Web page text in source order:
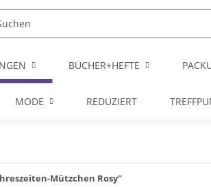
BÜCHER+HEFTE
MODE REDUZIERT
Mützchen Rosy"